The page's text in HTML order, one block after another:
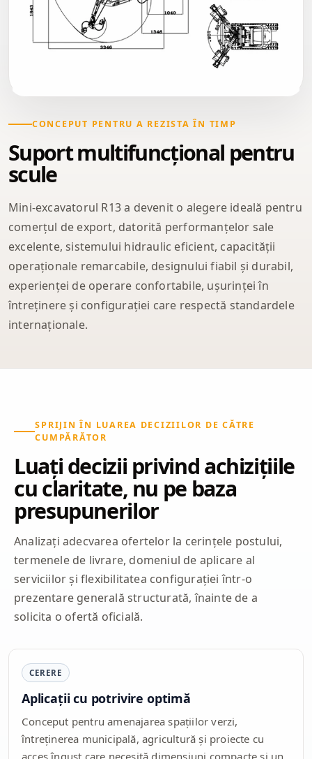
CONCEPUT PENTRU A REZISTA ÎN TIMP
Suport multifuncțional pentru
scule
Mini-excavatorul R13 a devenit o alegere ideală pentru
comerțul de export, datorită performanțelor sale
excelente, sistemului hidraulic eficient, capacității
operaționale remarcabile, designului fiabil și durabil,
experienței de operare confortabile, ușurinței în
întreținere și configurației care respectă standardele
internaționale.
SPRIJIN ÎN LUAREA DECIZIILOR DE CĂTRE
CUMPĂRĂTOR
Luați decizii privind achizițiile
cu claritate, nu pe baza
presupunerilor
Analizați adecvarea ofertelor la cerințele postului,
termenele de livrare, domeniul de aplicare al
serviciilor și flexibilitatea configurației într-o
prezentare generală structurată, înainte de a
solicita o ofertă oficială.
CERERE
Aplicații cu potrivire optimă
Conceput pentru amenajarea spațiilor verzi,
întreținerea municipală, agricultură și proiecte cu
acces îngust care necesită dimensiuni compacte și un